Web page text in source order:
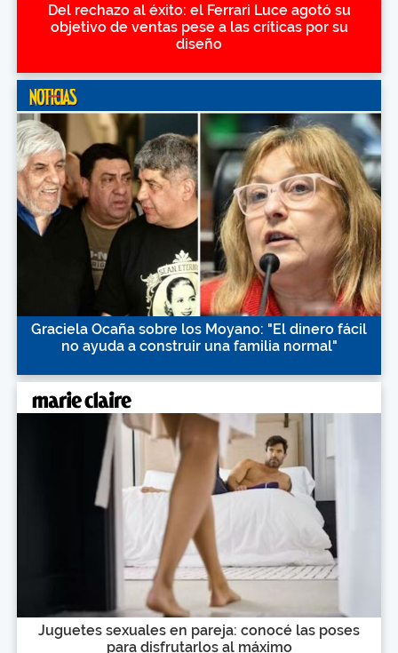
Del rechazo al éxito: el Ferrari Luce agotó su
objetivo de ventas pese a las críticas por su
diseño
Graciela Ocaña sobre los Moyano: "El dinero fácil
no ayuda a construir una familia normal"
Juguetes sexuales en pareja: conocé las poses
para disfrutarlos al máximo